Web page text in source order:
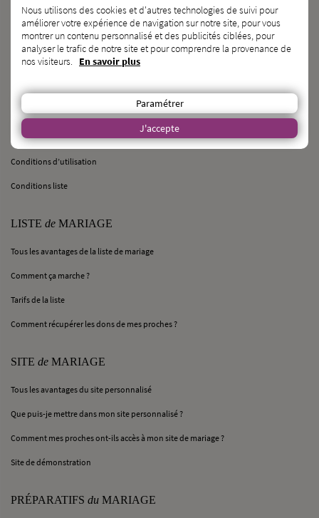
LANGUE Français
À PROPOS
Qui sommes-nous ?
Questions fréquentes
Conditions d’utilisation
Conditions liste
LISTE de MARIAGE
Tous les avantages de la liste de mariage
Comment ça marche ?
Tarifs de la liste
Comment récupérer les dons de mes proches ?
SITE de MARIAGE
Tous les avantages du site personnalisé
Que puis-je mettre dans mon site personnalisé ?
Comment mes proches ont-ils accès à mon site de mariage ?
Site de démonstration
PRÉPARATIFS du MARIAGE
Nous utilisons des cookies et d'autres technologies de suivi pour
améliorer votre expérience de navigation sur notre site, pour vous
montrer un contenu personnalisé et des publicités ciblées, pour
analyser le trafic de notre site et pour comprendre la provenance de
nos visiteurs. En savoir plus
Paramétrer
J'accepte